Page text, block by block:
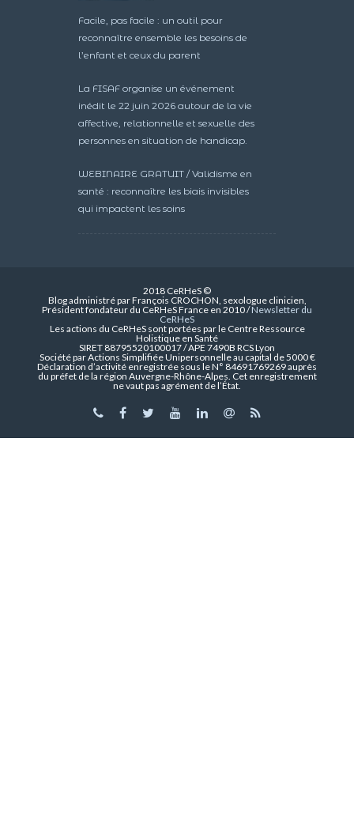
Facile, pas facile : un outil pour
reconnaître ensemble les besoins de
l’enfant et ceux du parent
La FISAF organise un événement
inédit le 22 juin 2026 autour de la vie
affective, relationnelle et sexuelle des
personnes en situation de handicap.
WEBINAIRE GRATUIT / Validisme en
santé : reconnaître les biais invisibles
qui impactent les soins
2018 CeRHeS ©
Blog administré par François CROCHON, sexologue clinicien,
Président fondateur du CeRHeS France en 2010 /Newsletter du
CeRHeS
Les actions du CeRHeS sont portées par le Centre Ressource
Holistique en Santé
SIRET 88795520100017 / APE 7490B RCS Lyon
Société par Actions Simplifiée Unipersonnelle au capital de 5000 €
Déclaration d’activité enregistrée sous le N° 84691769269 auprès
du préfet de la région Auvergne-Rhône-Alpes. Cet enregistrement
ne vaut pas agrément de l’État.